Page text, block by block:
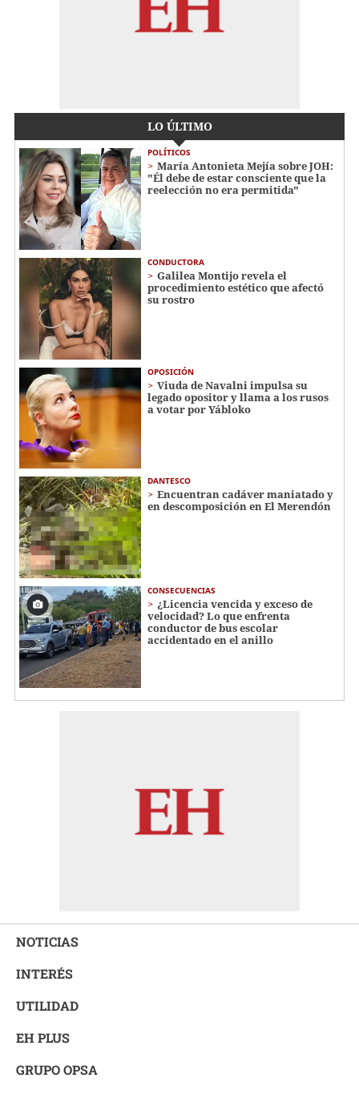
LO ÚLTIMO
POLÍTICOS
María Antonieta Mejía sobre JOH:
"Él debe de estar consciente que la
reelección no era permitida"
CONDUCTORA
Galilea Montijo revela el
procedimiento estético que afectó
su rostro
OPOSICIÓN
Viuda de Navalni impulsa su
legado opositor y llama a los rusos
a votar por Yábloko
DANTESCO
Encuentran cadáver maniatado y
en descomposición en El Merendón
CONSECUENCIAS
¿Licencia vencida y exceso de
velocidad? Lo que enfrenta
conductor de bus escolar
accidentado en el anillo
NOTICIAS
INTERÉS
UTILIDAD
EH PLUS
GRUPO OPSA